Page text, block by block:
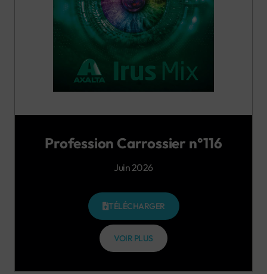
Profession Carrossier n°116
Juin 2026
TÉLÉCHARGER
VOIR PLUS